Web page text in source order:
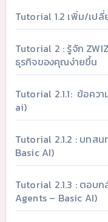
Tutorial 1.2 เพิ่ม/เปลี่
Tutorial 2 : รู้จัก
ธุรกิจของคุณง่ายขึ้น
Tutorial 2.1.1: ข้อคว
ai)
Tutorial 2.1.2 : บทส
Basic AI)
Tutorial 2.1.3 : ตอบ
Agents – Basic AI)